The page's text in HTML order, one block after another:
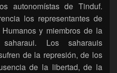
autonomístas de Tinduf.
los representantes de
y miembros de la
Los saharauis
de la represión, de los
de la libertad, de la